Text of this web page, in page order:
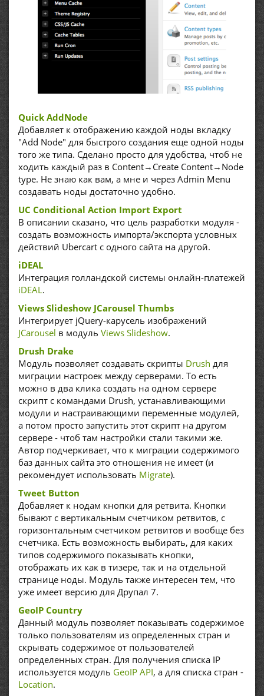
Quick AddNode
Добавляет к отображению каждой ноды вкладку
"Add Node" для быстрого создания еще одной ноды
того же типа. Сделано просто для удобства, чтоб не
ходить каждый раз в Content→Create Content→Node
type. Не знаю как вам, а мне и через Admin Menu
создавать ноды достаточно удобно.
UC Conditional Action Import Export
В описании сказано, что цель разработки модуля -
создать возможность импорта/экспорта условных
действий Ubercart с одного сайта на другой.
iDEAL
Интеграция голландской системы онлайн-платежей
iDEAL.
Views Slideshow JCarousel Thumbs
Интегрирует jQuery-карусель изображений
JCarousel в модуль Views Slideshow.
Drush Drake
Модуль позволяет создавать скрипты Drush для
миграции настроек между серверами. То есть
можно в два клика создать на одном сервере
скрипт с командами Drush, устанавливающими
модули и настраивающими переменные модулей,
а потом просто запустить этот скрипт на другом
сервере - чтоб там настройки стали такими же.
Автор подчеркивает, что к миграции содержимого
баз данных сайта это отношения не имеет (и
рекомендует использовать Migrate).
Tweet Button
Добавляет к нодам кнопки для ретвита. Кнопки
бывают с вертикальным счетчиком ретвитов, с
горизонтальным счетчиком ретвитов и вообще без
счетчика. Есть возможность выбирать, для каких
типов содержимого показывать кнопки,
отображать их как в тизере, так и на отдельной
странице ноды. Модуль также интересен тем, что
уже имеет версию для Друпал 7.
GeoIP Country
Данный модуль позволяет показывать содержимое
только пользователям из определенных стран и
скрывать содержимое от пользователей
определенных стран. Для получения списка IP
используется модуль GeoIP API, а для списка стран -
Location.